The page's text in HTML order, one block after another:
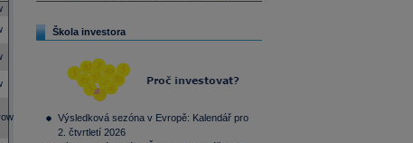
Škola investora
Výsledková sezóna v Evropě: Kalendář pro
2. čtvrtletí 2026